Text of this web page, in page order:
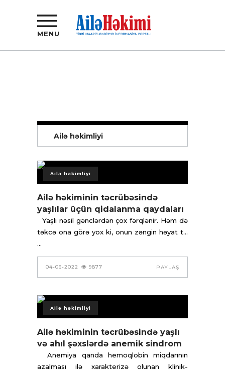
MENU
Ailə həkimliyi
Ailə həkimliyi
Ailə həkiminin təcrübəsində
yaşlılar üçün qidalanma qaydaları
Yaşlı nəsil gənclərdən çox fərqlənir. Həm də
təkcə ona görə yox ki, onun zəngin həyat t...
04-06-2022 9877 PAYLAŞ
Ailə həkimliyi
Ailə həkiminin təcrübəsində yaşlı
və ahıl şəxslərdə anemik sindrom
Anemiya qanda hemoqlobin miqdarının
azal­ması ilə xarakterizə olunan klinik-